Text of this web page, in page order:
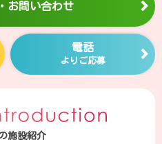
お問い合わせ
電話
よりご応募
施設紹介